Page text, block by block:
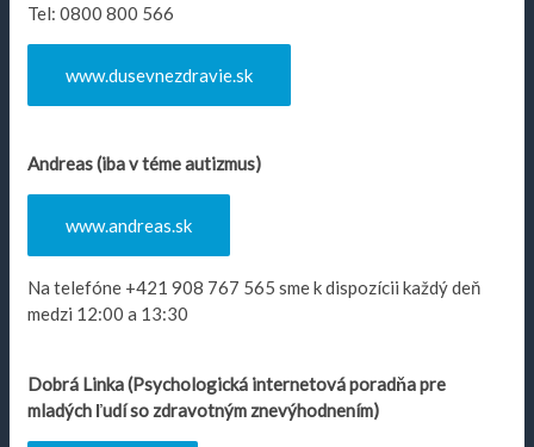
Tel: 0800 800 566
www.dusevnezdravie.sk
Andreas (iba v téme autizmus)
www.andreas.sk
Na telefóne +421 908 767 565 sme k dispozícii každý deň
medzi 12:00 a 13:30
Dobrá Linka (Psychologická internetová poradňa pre
mladých ľudí so zdravotným znevýhodnením)